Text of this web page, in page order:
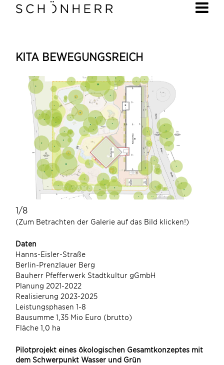
KITA BEWEGUNGSREICH
1/8
(Zum Betrachten der Galerie auf das Bild klicken!)
Daten
Hanns-Eisler-Straße
Berlin-Prenzlauer Berg
Bauherr Pfefferwerk Stadtkultur gGmbH
Planung 2021-2022
Realisierung 2023-2025
Leistungsphasen 1-8
Bausumme 1,35 Mio Euro (brutto)
Fläche 1,0 ha
Pilotprojekt eines ökologischen Gesamtkonzeptes mit
dem Schwerpunkt Wasser und Grün